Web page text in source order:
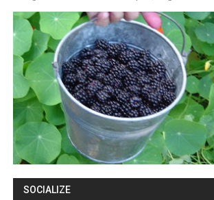
SOCIALIZE